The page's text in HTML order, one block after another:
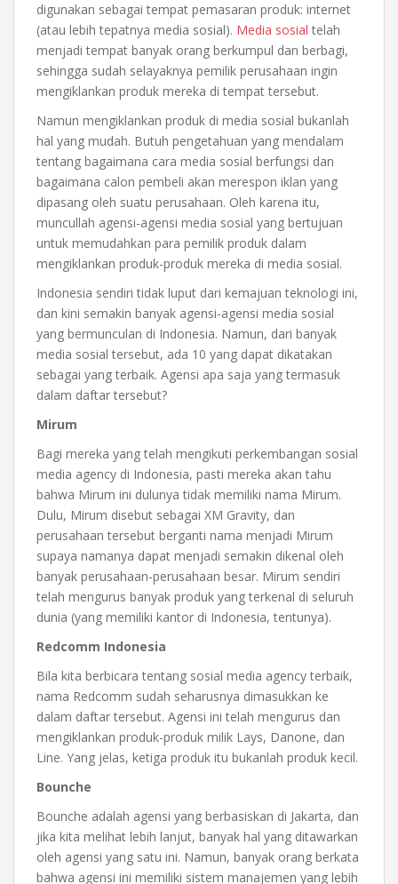
digunakan sebagai tempat pemasaran produk: internet
(atau lebih tepatnya media sosial). Media sosial telah
menjadi tempat banyak orang berkumpul dan berbagi,
sehingga sudah selayaknya pemilik perusahaan ingin
mengiklankan produk mereka di tempat tersebut.
Namun mengiklankan produk di media sosial bukanlah
hal yang mudah. Butuh pengetahuan yang mendalam
tentang bagaimana cara media sosial berfungsi dan
bagaimana calon pembeli akan merespon iklan yang
dipasang oleh suatu perusahaan. Oleh karena itu,
muncullah agensi-agensi media sosial yang bertujuan
untuk memudahkan para pemilik produk dalam
mengiklankan produk-produk mereka di media sosial.
Indonesia sendiri tidak luput dari kemajuan teknologi ini,
dan kini semakin banyak agensi-agensi media sosial
yang bermunculan di Indonesia. Namun, dari banyak
media sosial tersebut, ada 10 yang dapat dikatakan
sebagai yang terbaik. Agensi apa saja yang termasuk
dalam daftar tersebut?
Mirum
Bagi mereka yang telah mengikuti perkembangan sosial
media agency di Indonesia, pasti mereka akan tahu
bahwa Mirum ini dulunya tidak memiliki nama Mirum.
Dulu, Mirum disebut sebagai XM Gravity, dan
perusahaan tersebut berganti nama menjadi Mirum
supaya namanya dapat menjadi semakin dikenal oleh
banyak perusahaan-perusahaan besar. Mirum sendiri
telah mengurus banyak produk yang terkenal di seluruh
dunia (yang memiliki kantor di Indonesia, tentunya).
Redcomm Indonesia
Bila kita berbicara tentang sosial media agency terbaik,
nama Redcomm sudah seharusnya dimasukkan ke
dalam daftar tersebut. Agensi ini telah mengurus dan
mengiklankan produk-produk milik Lays, Danone, dan
Line. Yang jelas, ketiga produk itu bukanlah produk kecil.
Bounche
Bounche adalah agensi yang berbasiskan di Jakarta, dan
jika kita melihat lebih lanjut, banyak hal yang ditawarkan
oleh agensi yang satu ini. Namun, banyak orang berkata
bahwa agensi ini memiliki sistem manajemen yang lebih